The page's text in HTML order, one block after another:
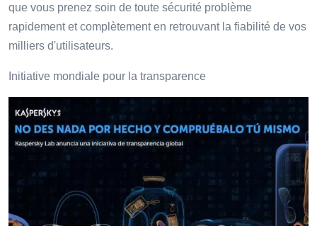
que vous prenez soin de toute sécurité problème
rapidement et complètement en retrouvant la fiabilité de vos
milliers d'utilisateurs.
Initiative mondiale pour la transparence